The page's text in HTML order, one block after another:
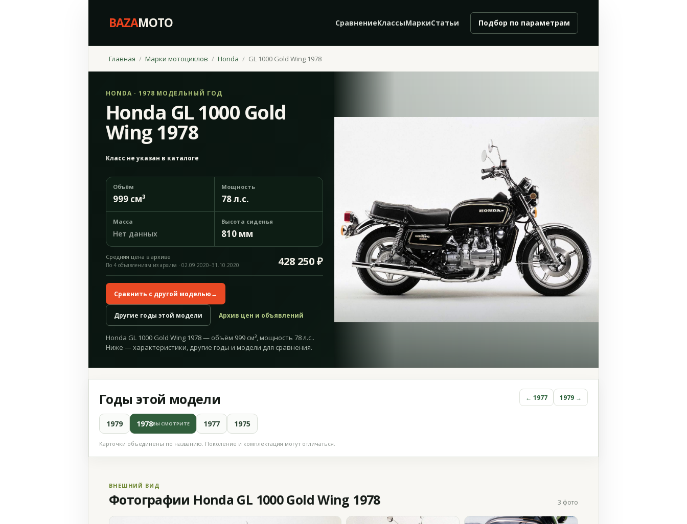
BAZAMOTO СравнениеКлассыМаркиСтатьи Подбор по параметрам
Главная Марки мотоциклов Honda GL 1000 Gold Wing 1978
HONDA · 1978 МОДЕЛЬНЫЙ ГОД
Honda GL 1000 Gold
Wing 1978
Класс не указан в каталоге
Объём
999 см³
Мощность
78 л.с.
Масса
Нет данных
Высота сиденья
810 мм
Средняя цена в архиве 428 250 ₽
По 4 объявлениям из архива · 02.09.2020–31.10.2020
Сравнить с другой моделью→
Другие годы этой модели Архив цен и объявлений
Honda GL 1000 Gold Wing 1978 — объём 999 см³, мощность 78 л.с..
Ниже — характеристики, другие годы и модели для сравнения.
Годы этой модели ← 1977 1979 →
1979 1978ВЫ СМОТРИТЕ 1977 1975
Карточки объединены по названию. Поколение и комплектация могут отличаться.
ВНЕШНИЙ ВИД
Фотографии Honda GL 1000 Gold Wing 1978 3 фото